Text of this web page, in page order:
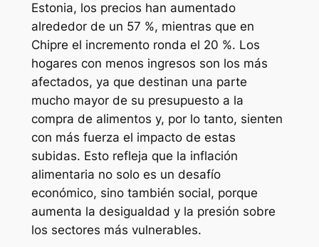
Estonia, los precios han aumentado
alrededor de un 57 %, mientras que en
Chipre el incremento ronda el 20 %. Los
hogares con menos ingresos son los más
afectados, ya que destinan una parte
mucho mayor de su presupuesto a la
compra de alimentos y, por lo tanto, sienten
con más fuerza el impacto de estas
subidas. Esto refleja que la inflación
alimentaria no solo es un desafío
económico, sino también social, porque
aumenta la desigualdad y la presión sobre
los sectores más vulnerables.